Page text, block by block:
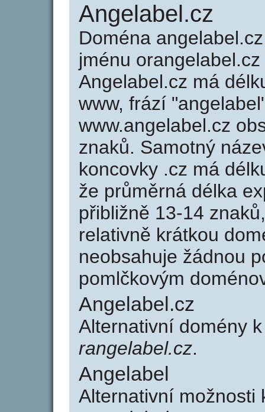
Angelabel.cz
Doména
jménu
Angelabel.cz má
www, frází
www.angelabel.cz
znaků. Samotný
koncovky .cz má
že průměrná délka
přibližně 13-14
relativně krátkou
neobsahuje žádnou
pomlčkovým
Angelabel.cz
Alternativní domény
rangelabel.cz.
Angelabel
Alternativní možnosti